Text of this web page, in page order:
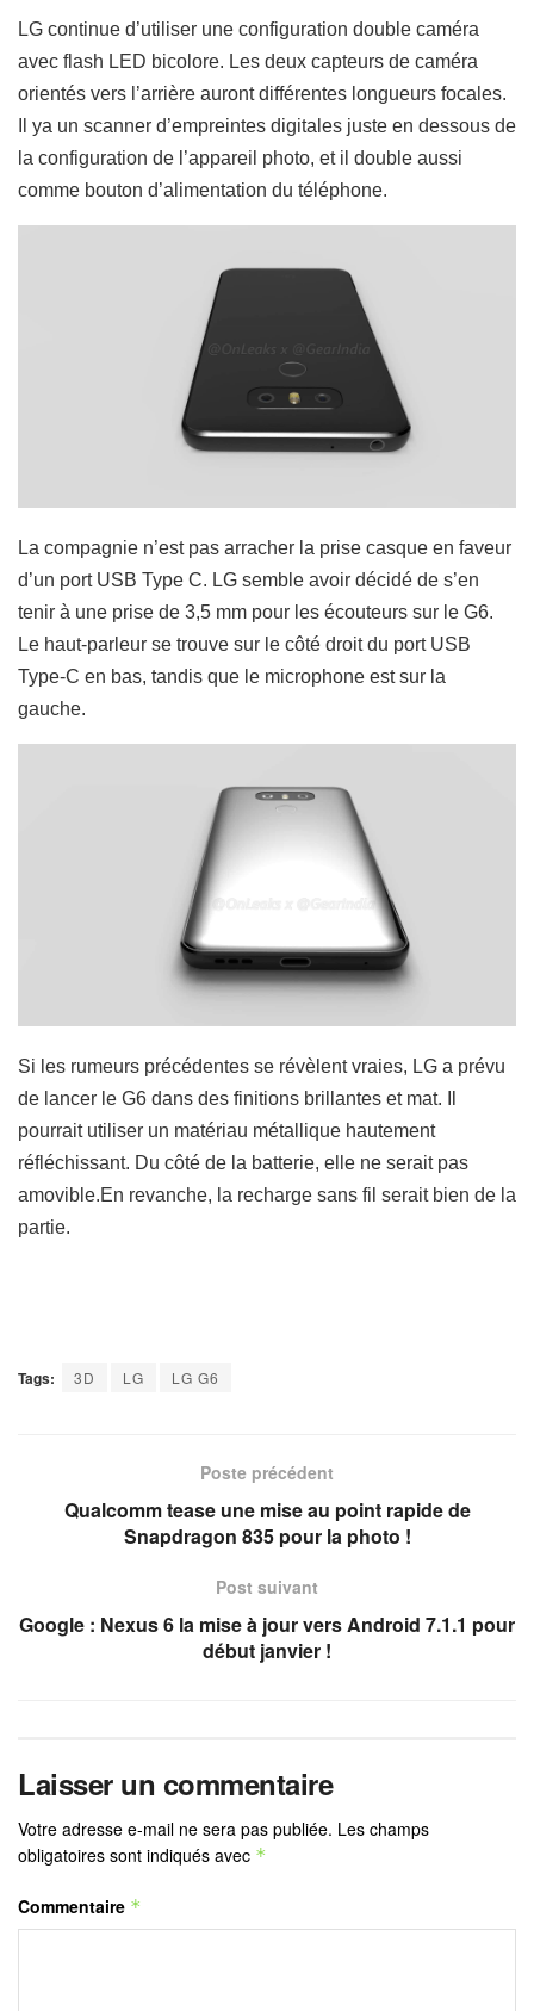
LG continue d’utiliser une configuration double caméra
avec flash LED bicolore. Les deux capteurs de caméra
orientés vers l’arrière auront différentes longueurs focales.
Il ya un scanner d’empreintes digitales juste en dessous de
la configuration de l’appareil photo, et il double aussi
comme bouton d’alimentation du téléphone.
La compagnie n’est pas arracher la prise casque en faveur
d’un port USB Type C. LG semble avoir décidé de s’en
tenir à une prise de 3,5 mm pour les écouteurs sur le G6.
Le haut-parleur se trouve sur le côté droit du port USB
Type-C en bas, tandis que le microphone est sur la
gauche.
Si les rumeurs précédentes se révèlent vraies, LG a prévu
de lancer le G6 dans des finitions brillantes et mat. Il
pourrait utiliser un matériau métallique hautement
réfléchissant. Du côté de la batterie, elle ne serait pas
amovible.En revanche, la recharge sans fil serait bien de la
partie.
Tags: 3D LG LG G6
Poste précédent
Qualcomm tease une mise au point rapide de
Snapdragon 835 pour la photo !
Post suivant
Google : Nexus 6 la mise à jour vers Android 7.1.1 pour
début janvier !
Laisser un commentaire
Votre adresse e-mail ne sera pas publiée. Les champs
obligatoires sont indiqués avec *
Commentaire *